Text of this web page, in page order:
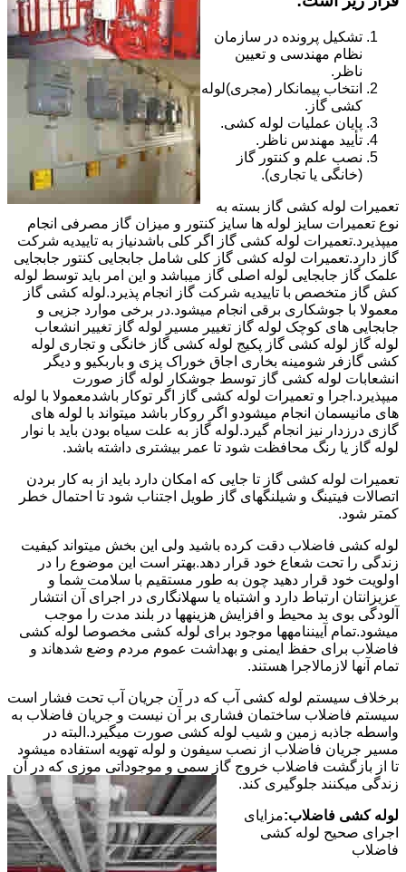
تشکیل پرونده در سازمان
نظام مهندسی و تعیین
ناظر.
انتخاب پیمانکار (مجری)لوله
کشی گاز.
پایان عملیات لوله کشی.
تأیید مهندس ناظر.
نصب علم و کنتور گاز
(خانگی یا تجاری).
تعمیرات لوله کشی گاز بسته به
نوع تعمیرات سایز لوله ها سایز کنتور و میزان گاز مصرفی انجام
میپذیرد.تعمیرات لوله کشی گاز اگر کلی باشدنیاز به تاییدیه شرکت
گاز دارد.تعمیرات لوله کشی گاز کلی شامل جابجایی کنتور جابجایی
علمک گاز جابجایی لوله اصلی گاز میباشد و این امر باید توسط لوله
کش گاز متخصص با تاییدیه شرکت گاز انجام پذیرد.لوله کشی گاز
معمولا با جوشکاری برقی انجام میشود.در برخی موارد جزیی و
جابجایی های کوچک لوله گاز تغییر مسیر لوله گاز تغییر انشعاب
لوله گاز لوله کشی گاز پکیج لوله کشی گاز خانگی و تجاری لوله
کشی گازفر شومینه بخاری اجاق خوراک پزی و باربکیو و دیگر
انشعابات لوله کشی گاز توسط جوشکار لوله گاز صورت
میپذیرد.اجرا و تعمیرات لوله کشی گاز اگر توکار باشدمعمولا با لوله
های مانیسمان انجام میشودو اگر روکار باشد میتواند با لوله های
گازی درزدار نیز انجام گیرد.لوله گاز به علت سیاه بودن باید با نوار
لوله گاز یا رنگ محافظت شود تا عمر بیشتری داشته باشد.
تعمیرات لوله کشی گاز تا جایی که امکان دارد باید از به کار بردن
اتصالات فیتینگ و شیلنگهای گاز طویل اجتناب شود تا احتمال خطر
کمتر شود.
لوله کشی فاضلاب دقت کرده باشید ولی این بخش میتواند کیفیت
زندگی را تحت شعاع خود قرار دهد.بهتر است این موضوع را در
اولویت خود قرار دهید چون به طور مستقیم با سلامت شما و
عزیزانتان ارتباط دارد و اشتباه یا سهلانگاری در اجرای آن انتشار
آلودگی بوی بد محیط و افزایش هزینهها در بلند مدت را موجب
میشود.تمام آییننامهها موجود برای لوله کشی مخصوصا لوله کشی
فاضلاب برای حفظ ایمنی و بهداشت عموم مردم وضع شدهاند و
تمام آنها لازمالاجرا هستند.
برخلاف سیستم لوله کشی آب که در آن جریان آب تحت فشار است
سیستم فاضلاب ساختمان فشاری بر آن نیست و جریان فاضلاب به
واسطه جاذبه زمین و شیب لوله کشی صورت میگیرد.البته در
مسیر جریان فاضلاب از نصب سیفون و لوله تهویه استفاده میشود
تا از بازگشت فاضلاب خروج گاز سمی و موجوداتی موزی که در آن
زندگی میکنند جلوگیری کند.
لوله کشی فاضلاب:مزایای
اجرای صحیح لوله کشی
فاضلاب